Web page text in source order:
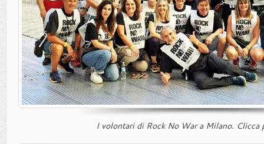
I volontari di Rock No War a Milano. Clicca